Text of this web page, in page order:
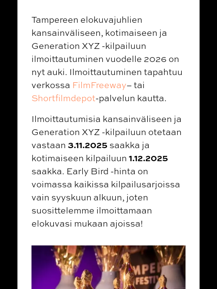
Tampereen elokuvajuhlien
kansainväliseen, kotimaiseen ja
Generation XYZ -kilpailuun
ilmoittautuminen vuodelle 2026 on
nyt auki. Ilmoittautuminen tapahtuu
verkossa FilmFreeway– tai
Shortfilmdepot-palvelun kautta.
Ilmoittautumisia kansainväliseen ja
Generation XYZ -kilpailuun otetaan
vastaan 3.11.2025 saakka ja
kotimaiseen kilpailuun 1.12.2025
saakka. Early Bird -hinta on
voimassa kaikissa kilpailusarjoissa
vain syyskuun alkuun, joten
suosittelemme ilmoittamaan
elokuvasi mukaan ajoissa!